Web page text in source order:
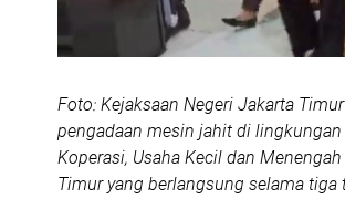
Foto: Kejaksaan Negeri Jakarta
pengadaan mesin jahit di
Koperasi, Usaha Kecil dan
Timur yang berlangsung selama